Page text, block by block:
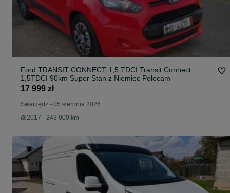
Ford TRANSIT CONNECT 1,5 TDCI Transit Connect
1,5TDCI 90km Super Stan z Niemiec Polecam
17 999 zł
Swarzędz - 05 sierpnia 2026
2017 - 243 000 km